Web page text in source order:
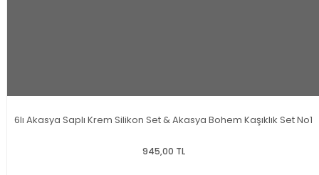
6lı Akasya Saplı Krem Silikon Set & Akasya Bohem Kaşıklık Set No1
945,00 TL